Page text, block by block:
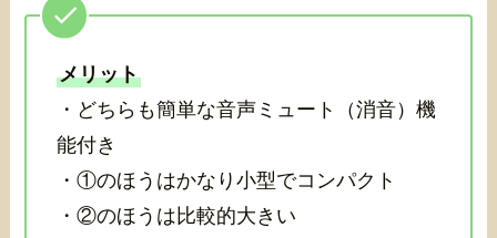
メリット
・どちらも簡単な音声ミュート（消音）機
能付き
・①のほうはかなり小型でコンパクト
・②のほうは比較的大きい